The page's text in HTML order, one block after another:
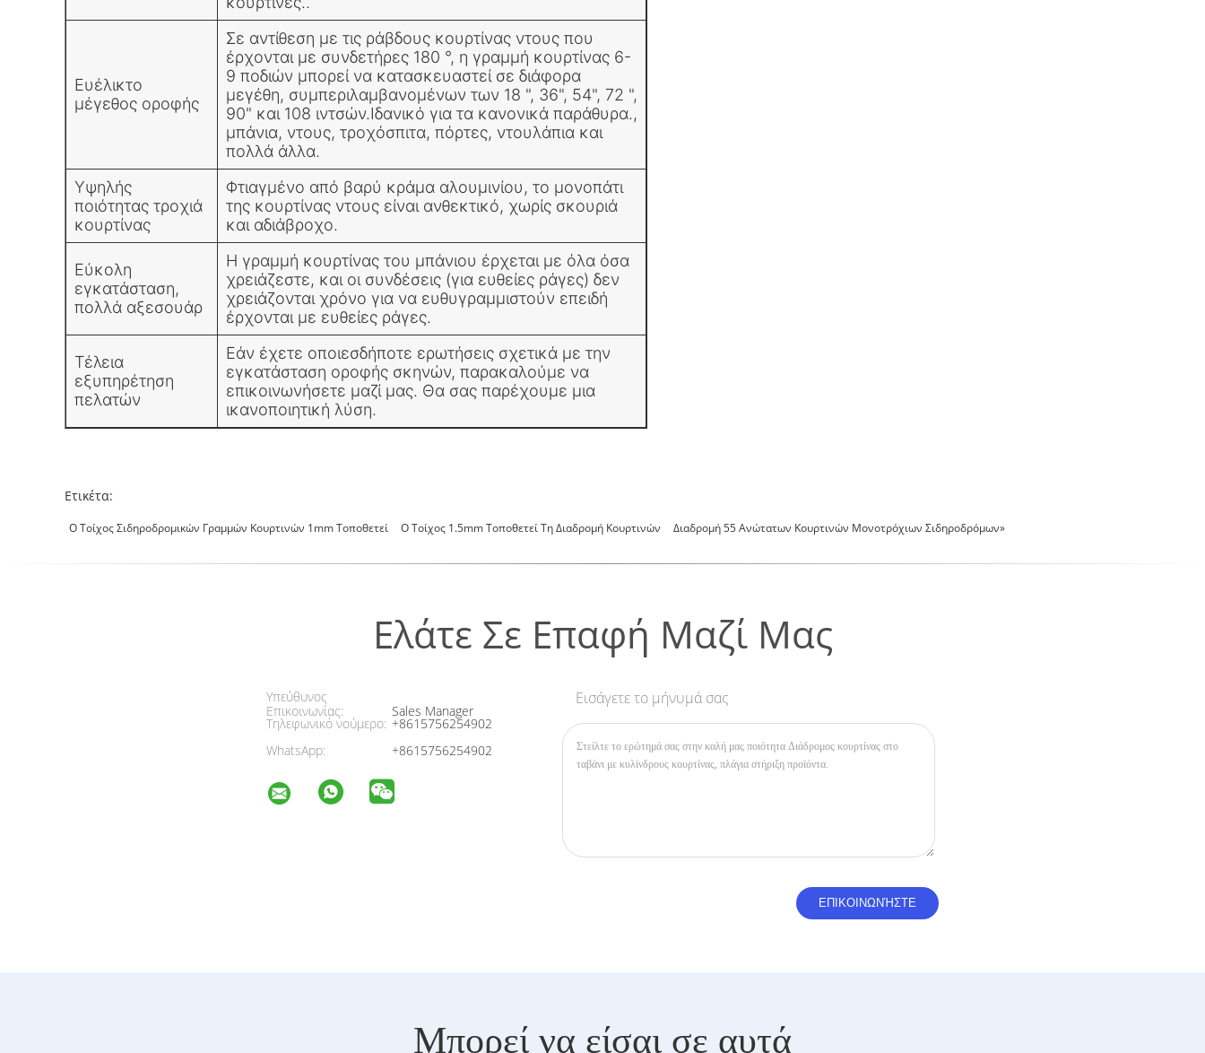
Ευέλικτο
μέγεθος οροφής
Σε αντίθεση με τις ράβδους κουρτίνας ντους που
έρχονται με συνδετήρες 180 °, η γραμμή κουρτίνας 6-
9 ποδιών μπορεί να κατασκευαστεί σε διάφορα
μεγέθη, συμπεριλαμβανομένων των 18 ", 36", 54", 72 ",
90" και 108 ιντσών.Ιδανικό για τα κανονικά παράθυρα.,
μπάνια, ντους, τροχόσπιτα, πόρτες, ντουλάπια και
πολλά άλλα.
Υψηλής
ποιότητας τροχιά
κουρτίνας
Φτιαγμένο από βαρύ κράμα αλουμινίου, το μονοπάτι
της κουρτίνας ντους είναι ανθεκτικό, χωρίς σκουριά
και αδιάβροχο.
Εύκολη
εγκατάσταση,
πολλά αξεσουάρ
Η γραμμή κουρτίνας του μπάνιου έρχεται με όλα όσα
χρειάζεστε, και οι συνδέσεις (για ευθείες ράγες) δεν
χρειάζονται χρόνο για να ευθυγραμμιστούν επειδή
έρχονται με ευθείες ράγες.
Τέλεια
εξυπηρέτηση
πελατών
Εάν έχετε οποιεσδήποτε ερωτήσεις σχετικά με την
εγκατάσταση οροφής σκηνών, παρακαλούμε να
επικοινωνήσετε μαζί μας. Θα σας παρέχουμε μια
ικανοποιητική λύση.
Ετικέτα:
Ο Τοίχος Σιδηροδρομικών Γραμμών Κουρτινών 1mm Τοποθετεί Ο Τοίχος 1.5mm Τοποθετεί Τη Διαδρομή Κουρτινών Διαδρομή 55 Ανώτατων Κουρτινών Μονοτρόχιων Σιδηροδρόμων»
Ελάτε Σε Επαφή Μαζί Μας
Υπεύθυνος
Επικοινωνίας:
Sales Manager
Τηλεφωνικό νούμερο: +8615756254902
WhatsApp:
+8615756254902
Εισάγετε το μήνυμά σας
Μπορεί να είσαι σε αυτά